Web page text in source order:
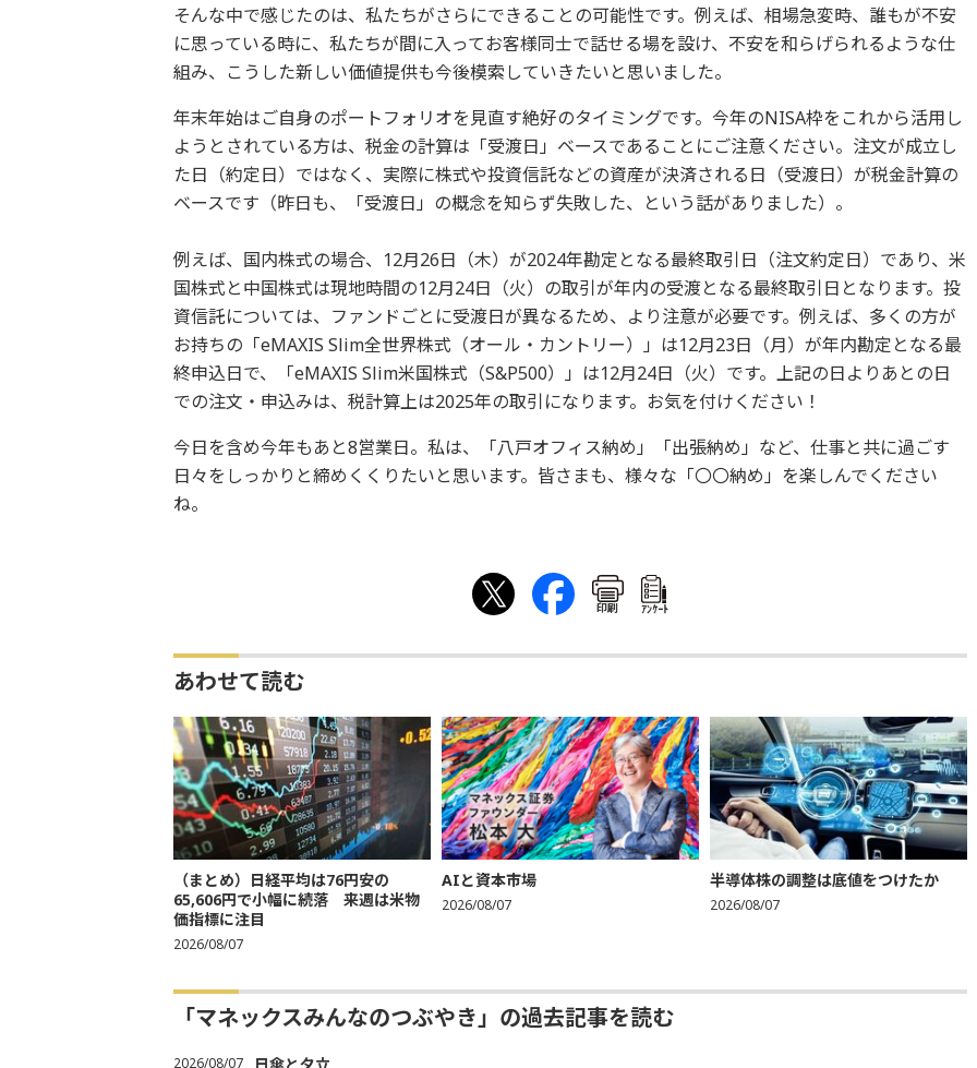
そんな中で感じたのは、私たちがさらにできることの可能性です。例えば、相場急変時、誰もが不安
に思っている時に、私たちが間に入ってお客様同士で話せる場を設け、不安を和らげられるような仕
組み、こうした新しい価値提供も今後模索していきたいと思いました。
年末年始はご自身のポートフォリオを見直す絶好のタイミングです。今年のNISA枠をこれから活用し
ようとされている方は、税金の計算は「受渡日」ベースであることにご注意ください。注文が成立し
た日（約定日）ではなく、実際に株式や投資信託などの資産が決済される日（受渡日）が税金計算の
ベースです（昨日も、「受渡日」の概念を知らず失敗した、という話がありました）。
例えば、国内株式の場合、12月26日（木）が2024年勘定となる最終取引日（注文約定日）であり、米
国株式と中国株式は現地時間の12月24日（火）の取引が年内の受渡となる最終取引日となります。投
資信託については、ファンドごとに受渡日が異なるため、より注意が必要です。例えば、多くの方が
お持ちの「eMAXIS Slim全世界株式（オール・カントリー）」は12月23日（月）が年内勘定となる最
終申込日で、「eMAXIS Slim米国株式（S&P500）」は12月24日（火）です。上記の日よりあとの日
での注文・申込みは、税計算上は2025年の取引になります。お気を付けください！
今日を含め今年もあと8営業日。私は、「八戸オフィス納め」「出張納め」など、仕事と共に過ごす
日々をしっかりと締めくくりたいと思います。皆さまも、様々な「〇〇納め」を楽しんでください
ね。
印刷 ｱﾝｹｰﾄ
あわせて読む
（まとめ）日経平均は76円安の
65,606円で小幅に続落 来週は米物
価指標に注目
2026/08/07
AIと資本市場
2026/08/07
半導体株の調整は底値をつけたか
2026/08/07
「マネックスみんなのつぶやき」の過去記事を読む
2026/08/07